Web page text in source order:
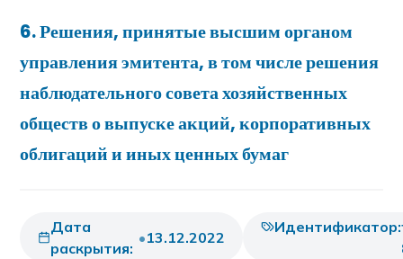
6.Решения, принятые высшим органом
управления эмитента, в том числе решения
наблюдательного совета хозяйственных
обществ о выпуске акций, корпоративных
облигаций и иных ценных бумаг
Дата
раскрытия:
•13.12.2022
Идентификатор: